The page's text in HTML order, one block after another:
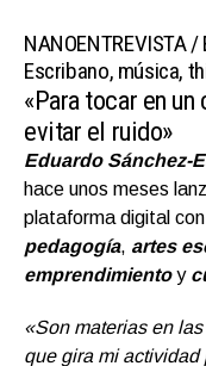
NANOENTREVISTA /
Escribano, música,
«Para tocar en
evitar el ruido»
Eduardo Sánchez-
hace unos meses
plataforma digital
pedagogía, artes
emprendimientoy
«Son materias en
que gira mi actividad